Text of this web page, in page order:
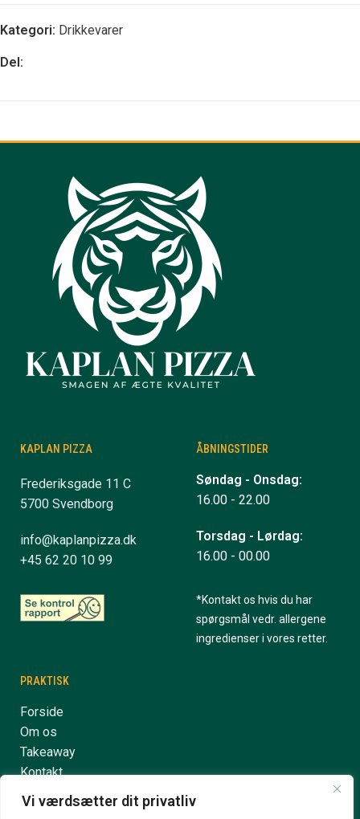
Vi værdsætter dit privatliv
Kategori: Drikkevarer
Del:
KAPLAN PIZZA
Frederiksgade 11 C
5700 Svendborg
info@kaplanpizza.dk
+45 62 20 10 99
ÅBNINGSTIDER
Søndag - Onsdag:
16.00 - 22.00
Torsdag - Lørdag:
16.00 - 00.00
*Kontakt os hvis du har
spørgsmål vedr. allergene
ingredienser i vores retter.
PRAKTISK
Forside
Om os
Takeaway
Kontakt
Handelsbetingelser